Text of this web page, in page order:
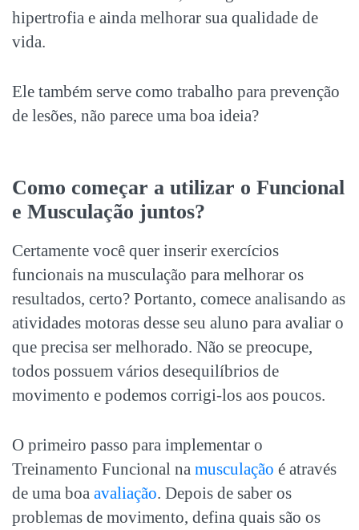
hipertrofia e ainda melhorar sua qualidade de
vida.
Ele também serve como trabalho para prevenção
de lesões, não parece uma boa ideia?
Como começar a utilizar o Funcional
e Musculação juntos?
Certamente você quer inserir exercícios
funcionais na musculação para melhorar os
resultados, certo? Portanto, comece analisando as
atividades motoras desse seu aluno para avaliar o
que precisa ser melhorado. Não se preocupe,
todos possuem vários desequilíbrios de
movimento e podemos corrigi-los aos poucos.
O primeiro passo para implementar o
Treinamento Funcional na musculação é através
de uma boa avaliação. Depois de saber os
problemas de movimento, defina quais são os